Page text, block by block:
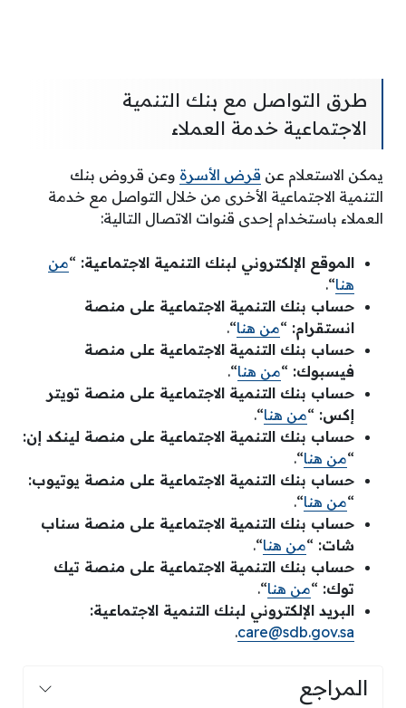
طرق التواصل مع بنك التنمية
الاجتماعية خدمة العملاء
يمكن الاستعلام عن قرض الأسرة وعن قروض بنك
التنمية الاجتماعية الأخرى من خلال التواصل مع خدمة
العملاء باستخدام إحدى قنوات الاتصال التالية:
الموقع الإلكتروني لبنك التنمية الاجتماعية: “من
هنا“.
حساب بنك التنمية الاجتماعية على منصة
انستقرام: “من هنا“.
حساب بنك التنمية الاجتماعية على منصة
فيسبوك: “من هنا“.
حساب بنك التنمية الاجتماعية على منصة تويتر
إكس: “من هنا“.
حساب بنك التنمية الاجتماعية على منصة لينكد إن:
“من هنا“.
حساب بنك التنمية الاجتماعية على منصة يوتيوب:
“من هنا“.
حساب بنك التنمية الاجتماعية على منصة سناب
شات: “من هنا“.
حساب بنك التنمية الاجتماعية على منصة تيك
توك: “من هنا“.
البريد الإلكتروني لبنك التنمية الاجتماعية:
care@sdb.gov.sa
.
المراجع